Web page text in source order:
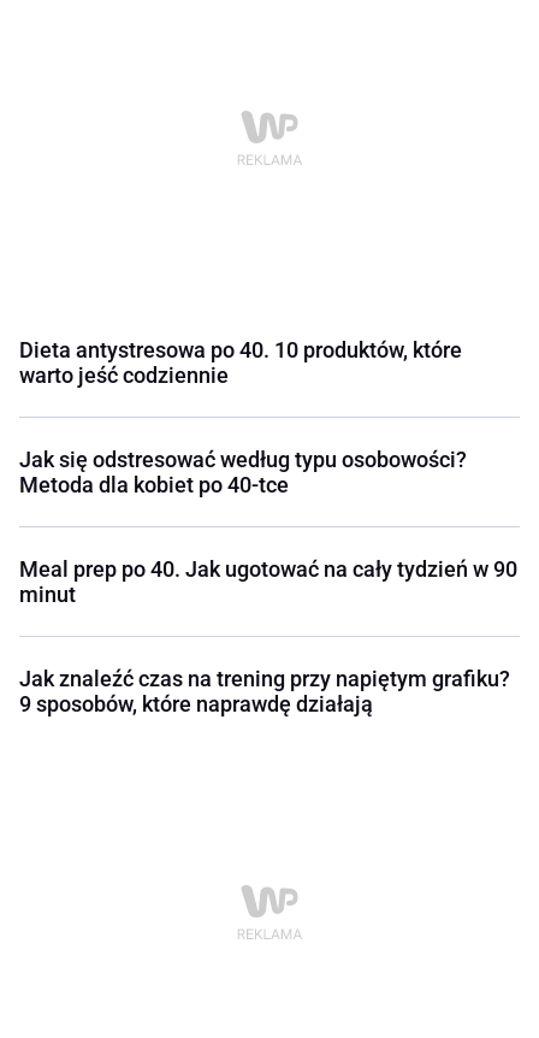
Dieta antystresowa po 40. 10 produktów, które
warto jeść codziennie
Jak się odstresować według typu osobowości?
Metoda dla kobiet po 40-tce
Meal prep po 40. Jak ugotować na cały tydzień w 90
minut
Jak znaleźć czas na trening przy napiętym grafiku?
9 sposobów, które naprawdę działają